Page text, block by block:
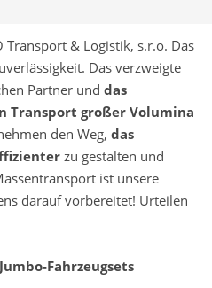
& Logistik, s.r.o. Das
Das verzweigte
Partner und das
Transport großer Volumina
den Weg, das
zu gestalten und
ist unsere
darauf vorbereitet! Urteilen
Fahrzeugsets